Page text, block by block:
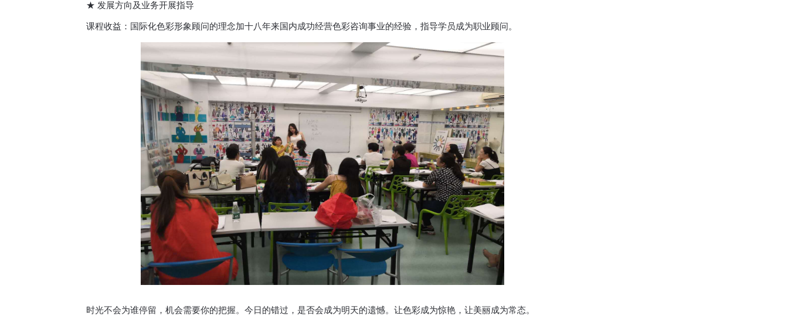
★ 发展方向及业务开展指导
课程收益：国际化色彩形象顾问的理念加十八年来国内成功经营色彩咨询事业的经验，指导学员成为职业顾问。
时光不会为谁停留， 机会需要你的把握。 今日的错过， 是否会成为明天的遗憾。 让色彩成为惊艳， 让美丽成为常态。